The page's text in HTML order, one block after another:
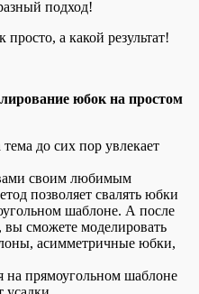
подход!
а какой результат!
юбок на простом
до сих пор увлекает
своим любимым
позволяет свалять юбки
шаблоне. А после
сможете моделировать
асимметричные юбки,
прямоугольном шаблоне